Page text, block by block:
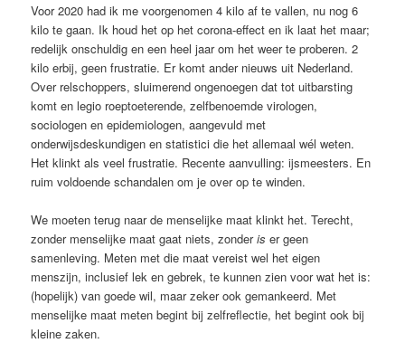
Voor 2020 had ik me voorgenomen 4 kilo af te vallen, nu nog 6
kilo te gaan. Ik houd het op het corona-effect en ik laat het maar;
redelijk onschuldig en een heel jaar om het weer te proberen. 2
kilo erbij, geen frustratie. Er komt ander nieuws uit Nederland.
Over relschoppers, sluimerend ongenoegen dat tot uitbarsting
komt en legio roeptoeterende, zelfbenoemde virologen,
sociologen en epidemiologen, aangevuld met
onderwijsdeskundigen en statistici die het allemaal wél weten.
Het klinkt als veel frustratie. Recente aanvulling: ijsmeesters. En
ruim voldoende schandalen om je over op te winden.
We moeten terug naar de menselijke maat klinkt het. Terecht,
zonder menselijke maat gaat niets, zonderis er geen
samenleving. Meten met die maat vereist wel het eigen
menszijn, inclusief lek en gebrek, te kunnen zien voor wat het is:
(hopelijk) van goede wil, maar zeker ook gemankeerd. Met
menselijke maat meten begint bij zelfreflectie, het begint ook bij
kleine zaken.